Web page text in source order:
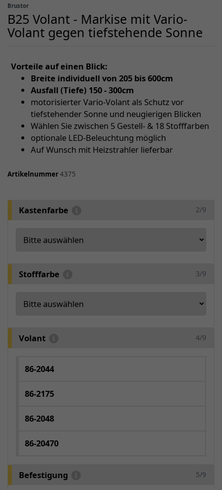
Brustor
B25 Volant - Markise mit Vario-
Volant gegen tiefstehende Sonne
Vorteile auf einen Blick:
Breite individuell von 205 bis 600cm
Ausfall (Tiefe) 150 - 300cm
motorisierter Vario-Volant als Schutz vor
tiefstehender Sonne und neugierigen Blicken
Wählen Sie zwischen 5 Gestell- & 18 Stofffarben
optionale LED-Beleuchtung möglich
Auf Wunsch mit Heizstrahler lieferbar
Artikelnummer4375
Kastenfarbe 2/9
Stofffarbe 3/9
Volant 4/9
86-2044
86-2175
86-2048
86-20470
Befestigung 5/9